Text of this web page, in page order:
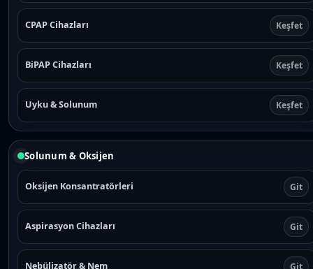
CPAP Cihazları Keşfet
BiPAP Cihazları Keşfet
Uyku & Solunum Keşfet
Solunum & Oksijen
Oksijen Konsantratörleri Git
Aspirasyon Cihazları Git
Nebülizatör & Nem Git